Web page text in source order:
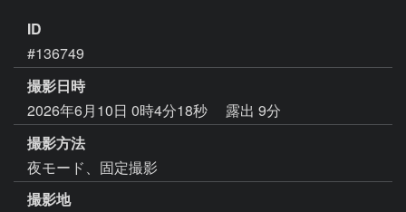
ID
#136749
撮影日時
2026年6月10日 0時4分18秒
露出 9分
撮影方法
夜モード、固定撮影
撮影地